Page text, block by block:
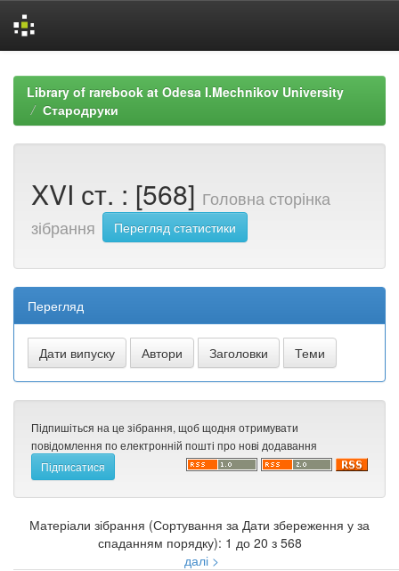
navigationLibrary of rarebook at Odesa I.Mechnikov University
Стародруки
XVI ст. : [568] Головна сторінка
зібрання
Перегляд статистики
Перегляд
Підпишіться на це зібрання, щоб щодня отримувати
повідомлення по електронній пошті про нові додавання
Матеріали зібрання (Сортування за Дати збереження у за
спаданням порядку): 1 до 20 з 568
далі >